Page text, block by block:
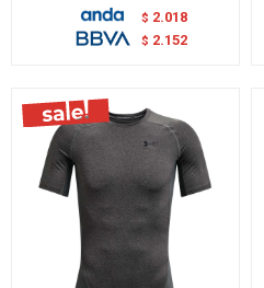
$ 2.018
$ 2.152